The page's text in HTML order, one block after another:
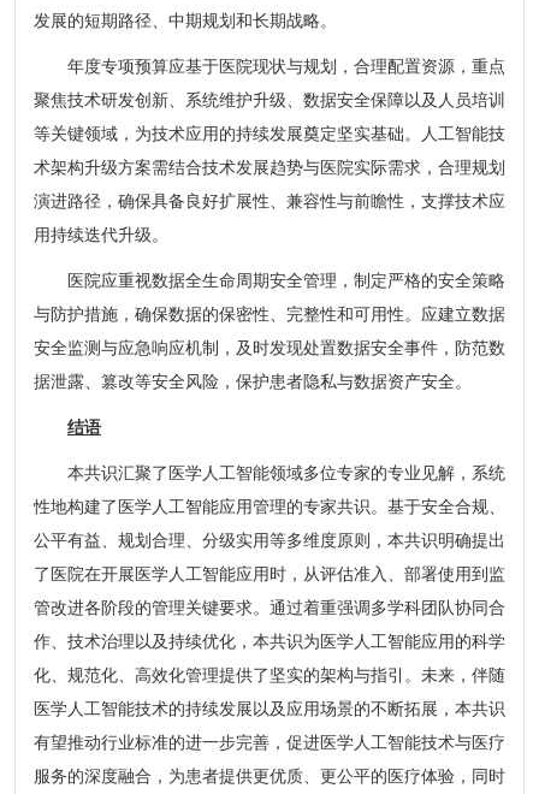
发展的短期路径、中期规划和长期战略。
年度专项预算应基于医院现状与规划，合理配置资源，重点
聚焦技术研发创新、系统维护升级、数据安全保障以及人员培训
等关键领域，为技术应用的持续发展奠定坚实基础。人工智能技
术架构升级方案需结合技术发展趋势与医院实际需求，合理规划
演进路径，确保具备良好扩展性、兼容性与前瞻性，支撑技术应
用持续迭代升级。
医院应重视数据全生命周期安全管理，制定严格的安全策略
与防护措施，确保数据的保密性、完整性和可用性。应建立数据
安全监测与应急响应机制，及时发现处置数据安全事件，防范数
据泄露、篡改等安全风险，保护患者隐私与数据资产安全。
结语
本共识汇聚了医学人工智能领域多位专家的专业见解，系统
性地构建了医学人工智能应用管理的专家共识。基于安全合规、
公平有益、规划合理、分级实用等多维度原则，本共识明确提出
了医院在开展医学人工智能应用时，从评估准入、部署使用到监
管改进各阶段的管理关键要求。通过着重强调多学科团队协同合
作、技术治理以及持续优化，本共识为医学人工智能应用的科学
化、规范化、高效化管理提供了坚实的架构与指引。未来，伴随
医学人工智能技术的持续发展以及应用场景的不断拓展，本共识
有望推动行业标准的进一步完善，促进医学人工智能技术与医疗
服务的深度融合，为患者提供更优质、更公平的医疗体验，同时